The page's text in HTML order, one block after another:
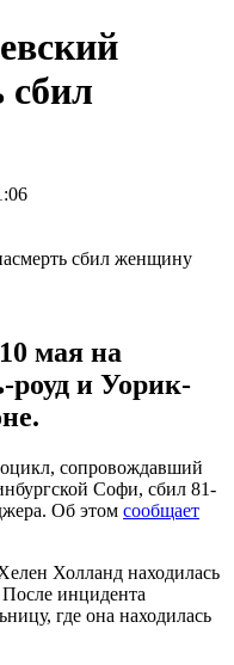
сбил
мая на
роуд и Уорик-
сопровождавший
Софи, сбил 81-
Об этом сообщает
Холланд находилась
инцидента
где она находилась